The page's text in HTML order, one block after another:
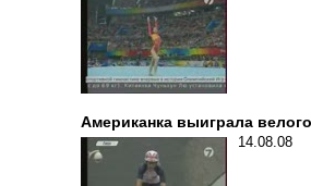
Американка выиграла
14.08.08